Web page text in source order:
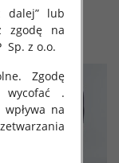
92.00 zł
szczegóły
dalej” lub
zgodę na
Sp. z o.o.
Zgodę
wycofać .
na